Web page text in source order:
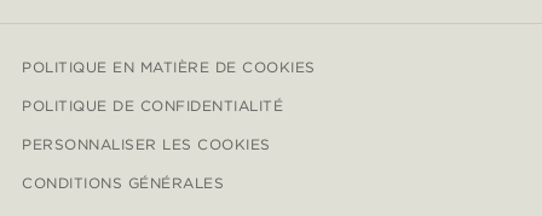
POLITIQUE EN MATIÈRE DE COOKIES
POLITIQUE DE CONFIDENTIALITÉ
PERSONNALISER LES COOKIES
CONDITIONS GÉNÉRALES